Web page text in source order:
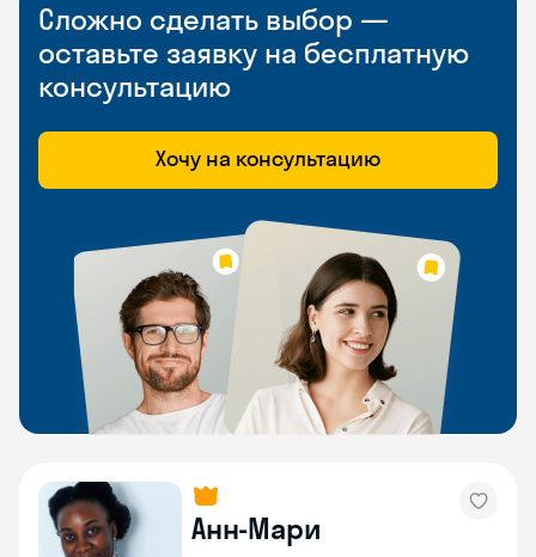
Сложно сделать выбор —
оставьте заявку на бесплатную
консультацию
Хочу на консультацию
Анн-Мари